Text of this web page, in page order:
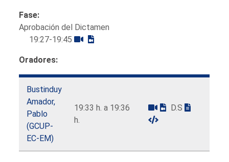
Fase:
Aprobación del Dictamen
19:27-19:45
Oradores:
Bustinduy
Amador,
Pablo
(GCUP-
EC-EM)
19:33 h. a 19:36
h.
D.S